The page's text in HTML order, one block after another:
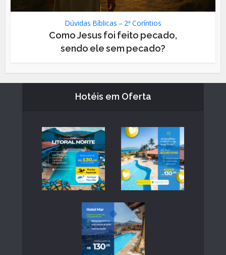
Dúvidas Bíblicas – 2ª Coríntios
Como Jesus foi feito pecado,
sendo ele sem pecado?
Hotéis em Oferta